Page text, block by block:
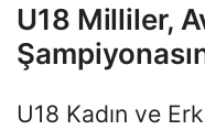
U18 Milliler,
U18 Kadın ve